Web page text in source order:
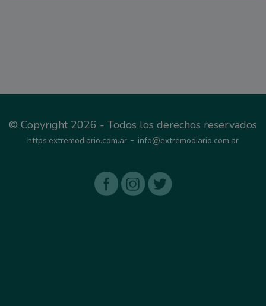
© Copyright 2026 - Todos los derechos reservados
https:extremodiario.com.ar - info@extremodiario.com.ar